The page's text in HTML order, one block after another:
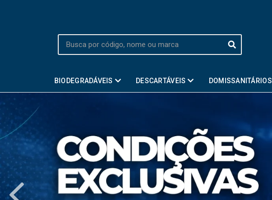
BIODEGRADÁVEIS DESCARTÁVEIS DOMISSANITÁRIOS